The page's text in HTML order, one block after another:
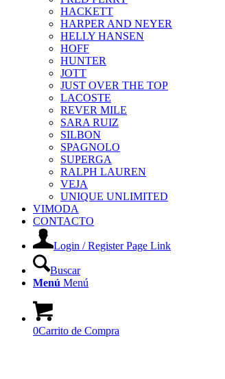
HACKETT
HARPER AND NEYER
HELLY HANSEN
HOFF
HUNTER
JOTT
JUST OVER THE TOP
LACOSTE
REVER MILE
SARA RUIZ
SILBON
SPAGNOLO
SUPERGA
RALPH LAUREN
VEJA
UNIQUE UNLIMITED
VIMODA
CONTACTO
Login / Register Page Link
Buscar
Menú Menú
0Carrito de Compra